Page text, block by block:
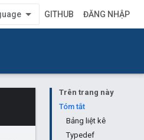
GITHUB ĐĂNG NHẬP
Trên trang này
Tóm tắt
Bảng liệt kê
Typedef